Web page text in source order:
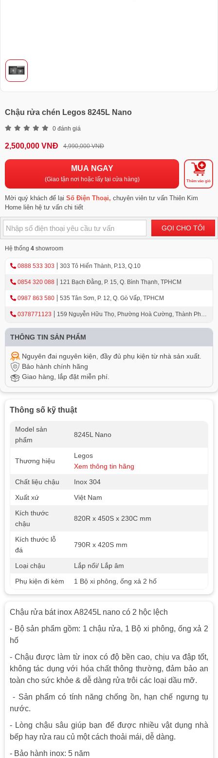
Chậu rửa chén Legos 8245L Nano
0 đánh giá
2,500,000 VNĐ 4,990,000 VNĐ
MUA NGAY
(Giao tận nơi hoặc lấy tại cửa hàng) Thêm vào giỏ
Mời quý khách để lại Số Điện Thoại, chuyên viên tư vấn Thiên Kim
Home liên hệ tư vấn chi tiết
GỌI CHO TÔI
Hệ thống 4 showroom
0888 533 303 303 Tô Hiến Thành, P.13, Q.10
0854 320 088 121 Bạch Đằng, P. 15, Q. Bình Thạnh, TPHCM
0987 863 580 535 Tân Sơn, P. 12, Q. Gò Vấp, TPHCM
0378771123
159 Nguyễn Hữu Thọ, Phường Hoà Cường, Thành Phố
THÔNG TIN SẢN PHẨM
Nguyên đai nguyên kiện, đầy đủ phụ kiện từ nhà sản xuất.
Bảo hành chính hãng
Giao hàng, lắp đặt miễn phí.
Thông số kỹ thuật
Model sản
phẩm
8245L Nano
Thương hiệu
Legos
Xem thông tin hãng
Chất liệu chậu
Inox 304
Xuất xứ
Việt Nam
Kích thước
chậu
820R x 450S x 230C mm
Kích thước lỗ
đá
790R x 420S mm
Loại chậu
Lắp nổi/ Lắp âm
Phụ kiện đi kèm
1 Bộ xi phông, ống xả 2 hố
Chậu rửa bát inox A8245L nano có 2 hộc lệch
- Bộ sản phẩm gồm: 1 chậu rửa, 1 Bộ xi phông, ống xả 2
hố
- Chậu được làm từ inox có độ bền cao, chịu va đập tốt,
không tác dụng với hóa chất thông thường, đảm bảo an
toàn cho sức khỏe & dễ dàng rửa trôi các loại dầu mỡ.
- Sản phẩm có tính năng chống ồn, hạn chế ngưng tụ
nước.
- Lòng chậu sâu giúp bạn để được nhiều vật dụng nhà
bếp hay rửa rau củ một cách thoải mái, dễ dàng.
- Bảo hành inox: 5 năm